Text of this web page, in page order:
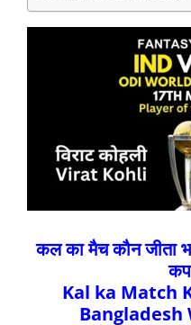
कल का मैच कौन जीता
Kal ka Match
Bangladesh